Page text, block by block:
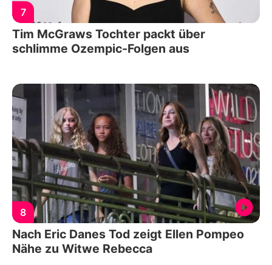
7
Tim McGraws Tochter packt über
schlimme Ozempic-Folgen aus
8
Nach Eric Danes Tod zeigt Ellen Pompeo
Nähe zu Witwe Rebecca